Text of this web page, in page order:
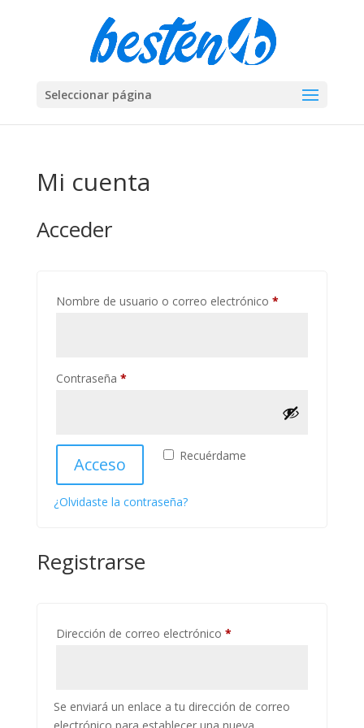
Seleccionar página
Mi cuenta
Acceder
Nombre de usuario o correo electrónico *Obligatorio
Contraseña *Obligatorio
Recuérdame
Acceso
¿Olvidaste la contraseña?
Registrarse
Dirección de correo electrónico *Obligatorio
Se enviará un enlace a tu dirección de correo